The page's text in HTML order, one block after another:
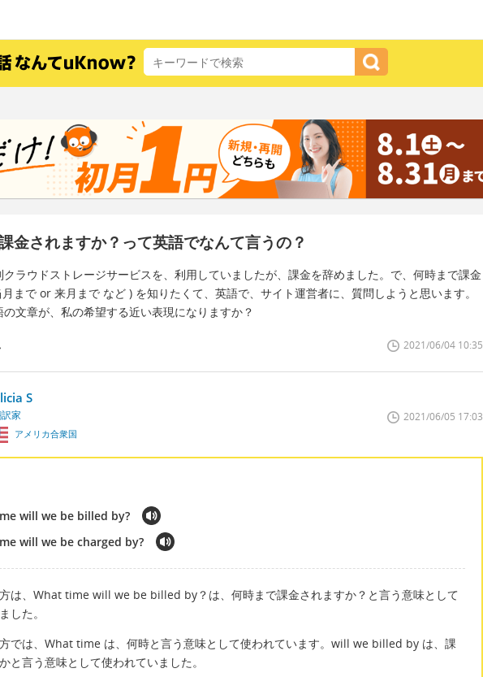
金されますか？って英語でなんて言うの？
ラウドストレージサービスを、利用していましたが、課金を辞めました。で、何時まで課金
まで or 来月まで など ) を知りたくて、英語で、サイト運営者に、質問しようと思います。
の文章が、私の希望する近い表現になりますか？
2021/06/04 10:35
S
家
アメリカ合衆国
2021/06/05 17:03
will we be billed by?
will we be charged by?
は、What time will we be billed by？は、何時まで課金されますか？と言う意味として
した。
では、What time は、何時と言う意味として使われています。will we billed by は、課
と言う意味として使われていました。